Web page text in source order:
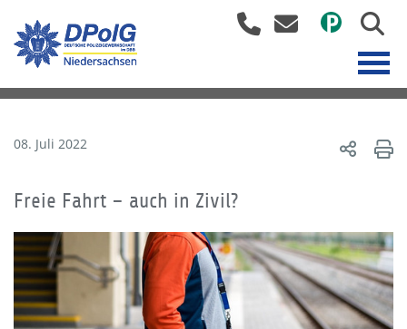
08. Juli 2022
Freie Fahrt – auch in Zivil?